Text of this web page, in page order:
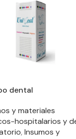
dental
y materiales
hospitalarios y
, Insumos y